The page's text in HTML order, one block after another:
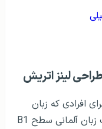
لینز اتریش
افرادی که زبان
مادری آن‌ها آلمانی نیست، مدرک مهارت زبان آلمانی سطح B1